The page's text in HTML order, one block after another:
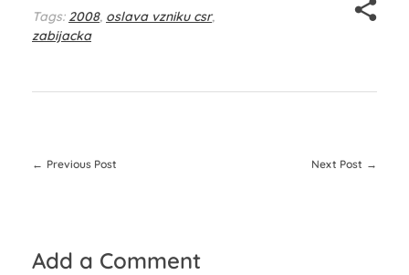
Tags: 2008, oslava vzniku csr,
zabijacka
Previous Post Next Post
Add a Comment